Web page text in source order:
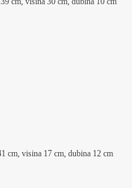
cm, visina 17 cm, dubina 12 cm